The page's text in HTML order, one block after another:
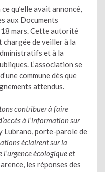
qu’elle avait annoncé,
aux Documents
mars. Cette autorité
de veiller à la
et à la
L’association se
commune dès que
attendus.
contribuer à faire
à l’information sur
Lubrano, porte-parole de
éclairent sur la
écologique et
les réponses des